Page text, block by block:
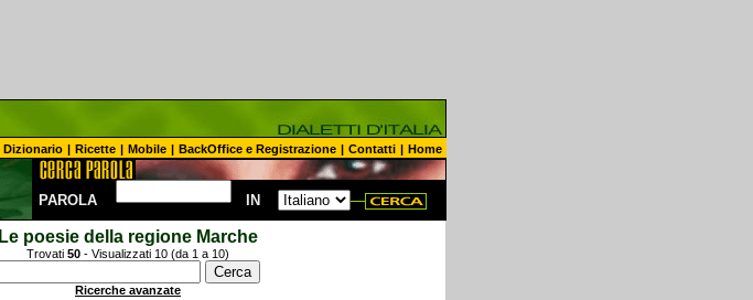
Dizionario | Ricette | Mobile | BackOffice e Registrazione | Contatti | Home
PAROLA IN
Le poesie della regione Marche
Trovati 50 - Visualizzati 10 (da 1 a 10)
Ricerche avanzate